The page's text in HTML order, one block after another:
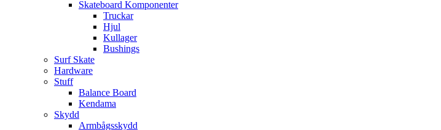
Skateboard Komponenter
Truckar
Hjul
Kullager
Bushings
Surf Skate
Hardware
Stuff
Balance Board
Kendama
Skydd
Armbågsskydd